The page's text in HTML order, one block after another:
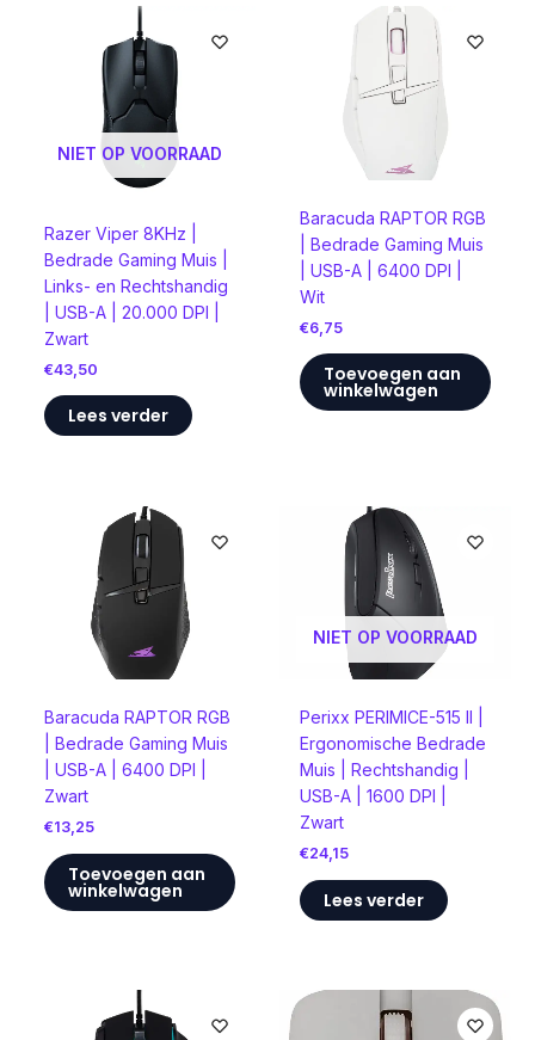
NIET OP VOORRAAD
Razer Viper 8KHz |
Bedrade Gaming Muis |
Links- en Rechtshandig
| USB-A | 20.000 DPI |
Zwart
€43,50
Lees verder
Baracuda RAPTOR RGB
| Bedrade Gaming Muis
| USB-A | 6400 DPI |
Wit
€6,75
Toevoegen aan
winkelwagen
Baracuda RAPTOR RGB
| Bedrade Gaming Muis
| USB-A | 6400 DPI |
Zwart
€13,25
Toevoegen aan
winkelwagen
NIET OP VOORRAAD
Perixx PERIMICE-515 II |
Ergonomische Bedrade
Muis | Rechtshandig |
USB-A | 1600 DPI |
Zwart
€24,15
Lees verder